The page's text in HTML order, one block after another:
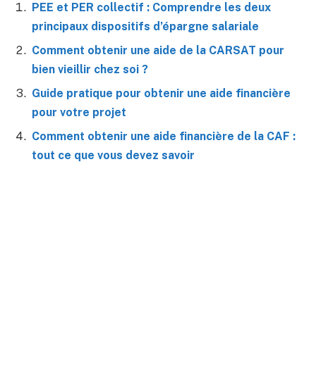
PEE et PER collectif : Comprendre les deux
principaux dispositifs d’épargne salariale
Comment obtenir une aide de la CARSAT pour
bien vieillir chez soi ?
Guide pratique pour obtenir une aide financière
pour votre projet
Comment obtenir une aide financière de la CAF :
tout ce que vous devez savoir